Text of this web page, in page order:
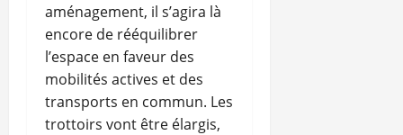
aménagement, il s’agira là
encore de rééquilibrer
l’espace en faveur des
mobilités actives et des
transports en commun. Les
trottoirs vont être élargis,